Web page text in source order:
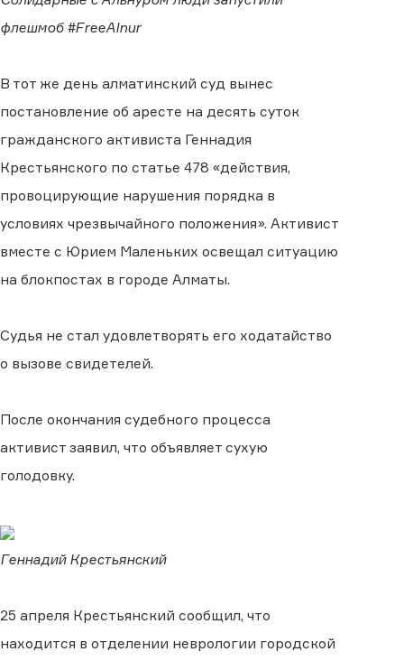
флешмоб #FreeAlnur
В тот же день алматинский суд вынес
постановление об аресте на десять суток
гражданского активиста Геннадия
Крестьянского по статье 478 «действия,
провоцирующие нарушения порядка в
условиях чрезвычайного положения». Активист
вместе с Юрием Маленьких освещал ситуацию
на блокпостах в городе Алматы.
Судья не стал удовлетворять его ходатайство
о вызове свидетелей.
После окончания судебного процесса
активист заявил, что объявляет сухую
голодовку.
Геннадий Крестьянский
25 апреля Крестьянский сообщил, что
находится в отделении неврологии городской